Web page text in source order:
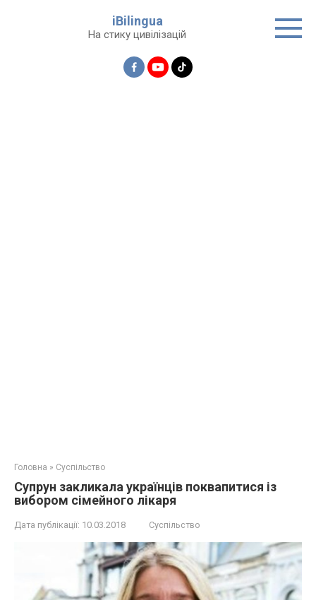
iBilingua
На стику цивілізацій
Головна » Суспільство
Супрун закликала українців поквапитися із
вибором сімейного лікаря
Дата публікації: 10.03.2018 Суспільство